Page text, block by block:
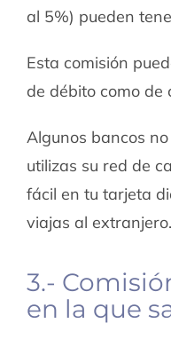
al 5%) pueden
Esta comisión
de débito como de
Algunos bancos
utilizas su red de
fácil en tu tarjeta
viajas al extranjero.
3.-
en la que